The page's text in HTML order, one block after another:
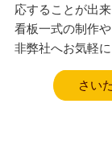
応することが出来
看板一式の制作
非弊社へお気軽
さい